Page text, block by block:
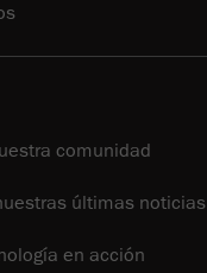
comunidad
últimas noticias
en acción